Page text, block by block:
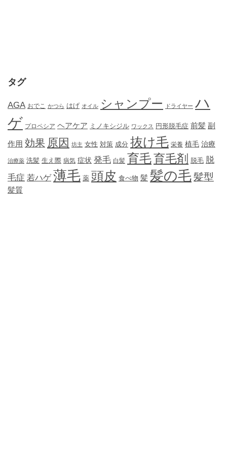
タグ
AGA おでこ かつら はげ オイル シャンプー ドライヤー ハ
ゲ プロペシア ヘアケア ミノキシジル ワックス 円形脱毛症 前髪 副
作用 効果 原因 坊主 女性 対策 成分 抜け毛 栄養 植毛 治療
治療薬 洗髪 生え際 病気 症状 発毛 白髪 育毛育毛剤 脱毛 脱
毛症 若ハゲ 薄毛 薬 頭皮 食べ物 髪 髪の毛髪型
髪質